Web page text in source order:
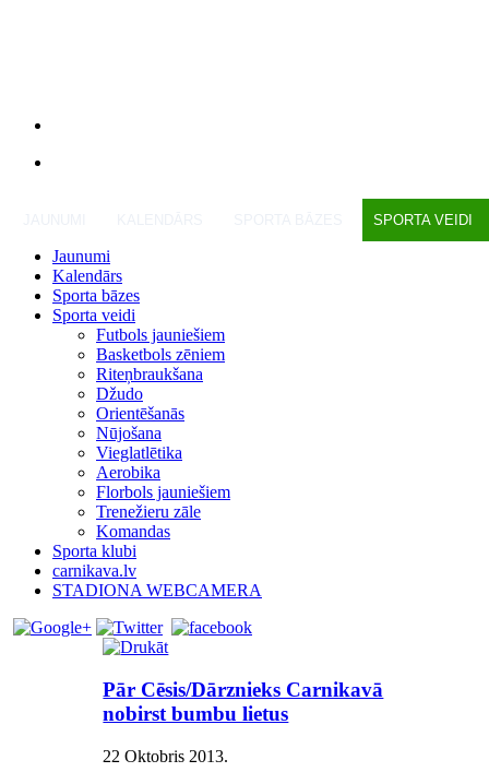
SPORTA VEIDI
Jaunumi
Kalendārs
Sporta bāzes
Sporta veidi
Futbols jauniešiem
Basketbols zēniem
Riteņbraukšana
Džudo
Orientēšanās
Nūjošana
Vieglatlētika
Aerobika
Florbols jauniešiem
Trenežieru zāle
Komandas
Sporta klubi
carnikava.lv
STADIONA WEBCAMERA
Pār Cēsis/Dārznieks Carnikavā
nobirst bumbu lietus
22 Oktobris 2013.